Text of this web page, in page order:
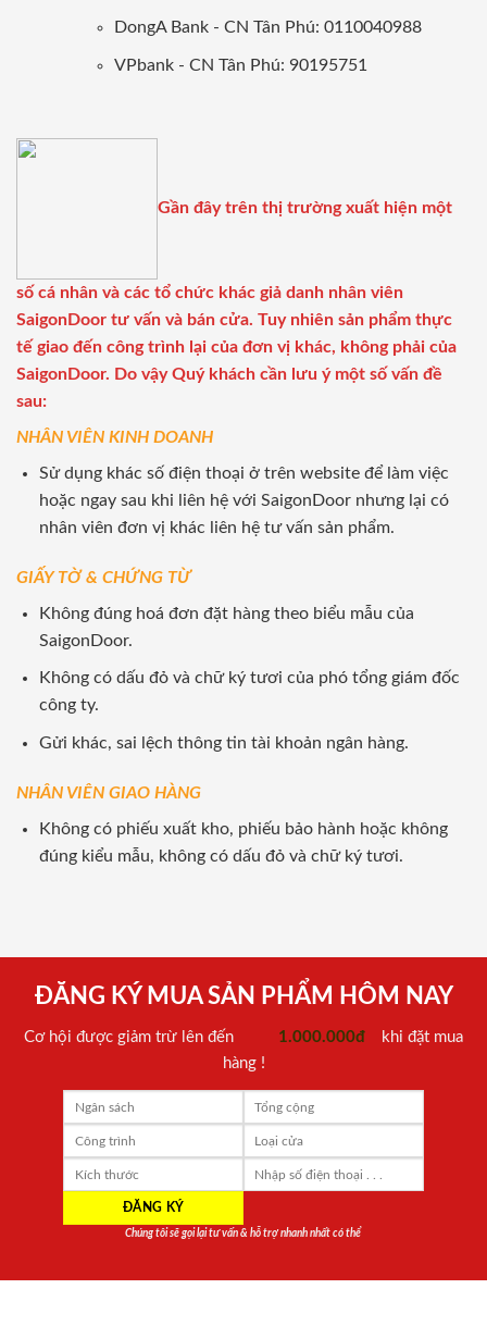
DongA Bank - CN Tân Phú: 0110040988
VPbank - CN Tân Phú: 90195751
Gần đây trên thị trường xuất hiện một
số cá nhân và các tổ chức khác giả danh nhân viên
SaigonDoor tư vấn và bán cửa. Tuy nhiên sản phẩm thực
tế giao đến công trình lại của đơn vị khác, không phải của
SaigonDoor. Do vậy Quý khách cần lưu ý một số vấn đề
sau:
NHÂN VIÊN KINH DOANH
Sử dụng khác số điện thoại ở trên website để làm việc
hoặc ngay sau khi liên hệ với SaigonDoor nhưng lại có
nhân viên đơn vị khác liên hệ tư vấn sản phẩm.
GIẤY TỜ & CHỨNG TỪ
Không đúng hoá đơn đặt hàng theo biểu mẫu của
SaigonDoor.
Không có dấu đỏ và chữ ký tươi của phó tổng giám đốc
công ty.
Gửi khác, sai lệch thông tin tài khoản ngân hàng.
NHÂN VIÊN GIAO HÀNG
Không có phiếu xuất kho, phiếu bảo hành hoặc không
đúng kiểu mẫu, không có dấu đỏ và chữ ký tươi.
ĐĂNG KÝ MUA SẢN PHẨM HÔM NAY
Cơ hội được giảm trừ lên đến 1.000.000đ
khi đặt mua
hàng !
Chúng tôi sẽ gọi lại tư vấn & hỗ trợ nhanh nhất có thể